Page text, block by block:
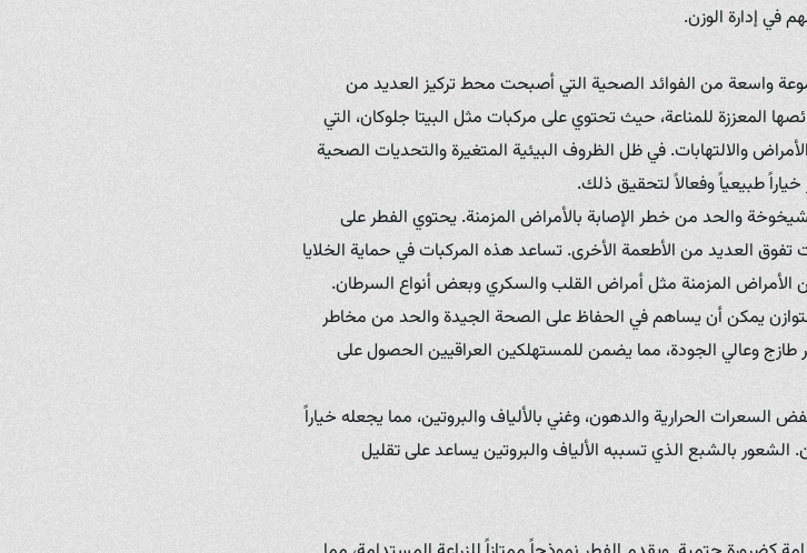
في إدارة الوزن.
واسعة من الفوائد الصحية التي أصبحت محط تركيز العديد من
المعززة للمناعة، حيث تحتوي على مركبات مثل البيتا جلوكان، التي
والالتهابات. في ظل الظروف البيئية المتغيرة والتحديات الصحية
طبيعياً وفعالاً لتحقيق ذلك.
والحد من خطر الإصابة بالأمراض المزمنة. يحتوي الفطر على
تفوق العديد من الأطعمة الأخرى. تساعد هذه المركبات في حماية الخلايا
الأمراض المزمنة مثل أمراض القلب والسكري وبعض أنواع السرطان.
يمكن أن يساهم في الحفاظ على الصحة الجيدة والحد من مخاطر
طازج وعالي الجودة، مما يضمن للمستهلكين العراقيين الحصول على
الحرارية والدهون، وغني بالألياف والبروتين، مما يجعله خياراً
بالشبع الذي تسببه الألياف والبروتين يساعد على تقليل